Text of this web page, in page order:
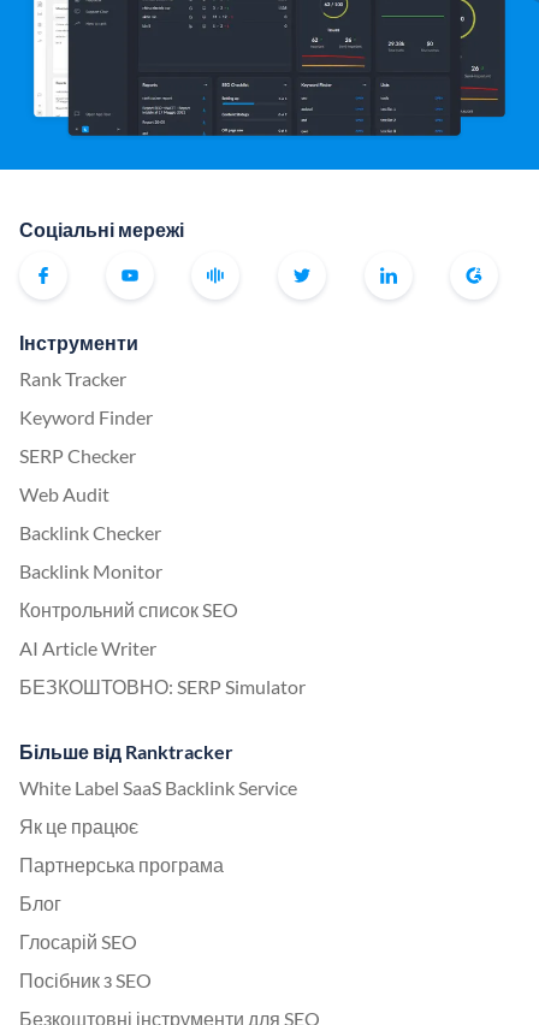
Соціальні мережі
Інструменти
Rank Tracker
Keyword Finder
SERP Checker
Web Audit
Backlink Checker
Backlink Monitor
Контрольний список SEO
AI Article Writer
БЕЗКОШТОВНО: SERP Simulator
Більше від Ranktracker
White Label SaaS Backlink Service
Як це працює
Партнерська програма
Блог
Глосарій SEO
Посібник з SEO
Безкоштовні інструменти для SEO